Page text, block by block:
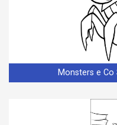
Monsters e